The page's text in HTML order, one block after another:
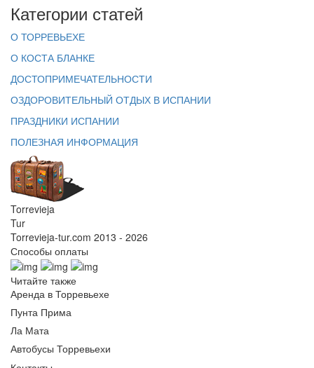
Категории статей
О ТОРРЕВЬЕХЕ
О КОСТА БЛАНКЕ
ДОСТОПРИМЕЧАТЕЛЬНОСТИ
ОЗДОРОВИТЕЛЬНЫЙ ОТДЫХ В ИСПАНИИ
ПРАЗДНИКИ ИСПАНИИ
ПОЛЕЗНАЯ ИНФОРМАЦИЯ
Torrevieja
Tur
Torrevieja-tur.com 2013 - 2026
Способы оплаты
Читайте также
Аренда в Торревьехе
Пунта Прима
Ла Мата
Автобусы Торревьехи